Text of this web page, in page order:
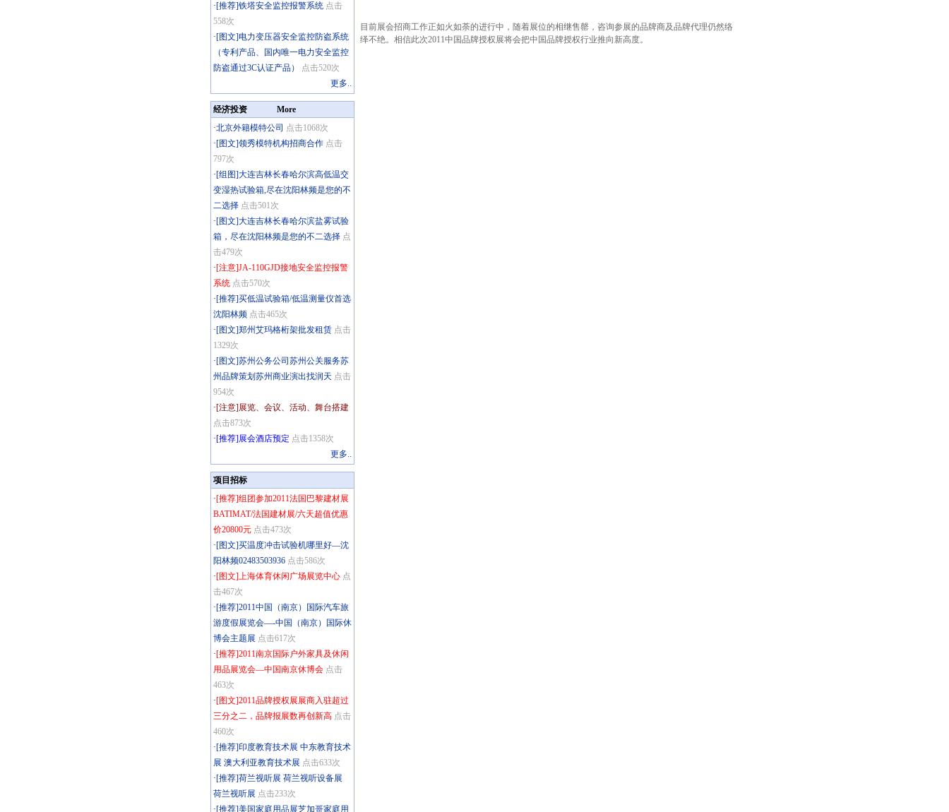
·[推荐]铁塔安全监控报警系统 点击
558次
·[图文]电力变压器安全监控防盗系统
（专利产品、国内唯一电力安全监控
防盗通过3C认证产品）
点击520次
更多..
经济投资 More
·北京外籍模特公司 点击1068次
·[图文]领秀模特机构招商合作 点击
797次
·[组图]大连吉林长春哈尔滨高低温交
变湿热试验箱,尽在沈阳林频是您的不
二选择 点击501次
·[图文]大连吉林长春哈尔滨盐雾试验
箱，尽在沈阳林频是您的不二选择 点
击479次
·[注意]JA-110GJD接地安全监控报警
系统 点击570次
·[推荐]买低温试验箱/低温测量仪首选
沈阳林频 点击465次
·[图文]郑州艾玛格桁架批发租赁 点击
1329次
·[图文]苏州公务公司苏州公关服务苏
州品牌策划苏州商业演出找润天 点击
954次
·[注意]展览、会议、活动、舞台搭建
点击873次
·[推荐]展会酒店预定 点击1358次
更多..
项目招标
·[推荐]组团参加2011法国巴黎建材展
BATIMAT/法国建材展/六天超值优惠
价20800元 点击473次
·[图文]买温度冲击试验机哪里好—沈
阳林频02483503936 点击586次
·[图文]上海体育休闲广场展览中心 点
击467次
·[推荐]2011中国（南京）国际汽车旅
游度假展览会—-中国（南京）国际休
博会主题展 点击617次
·[推荐]2011南京国际户外家具及休闲
用品展览会—中国南京休博会 点击
463次
·[图文]2011品牌授权展展商入驻超过
三分之二，品牌报展数再创新高 点击
460次
·[推荐]印度教育技术展 中东教育技术
展 澳大利亚教育技术展 点击633次
·[推荐]荷兰视听展 荷兰视听设备展
荷兰视听展 点击233次
·[推荐]美国家庭用品展芝加哥家庭用
目前展会招商工作正如火如荼的进行中，随着展位的相继售罄，咨询参展的品牌商及品牌代理仍然络
绎不绝。相信此次2011中国品牌授权展将会把中国品牌授权行业推向新高度。